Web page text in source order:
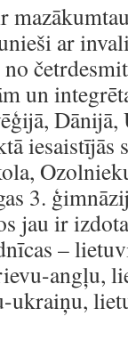
ar
un
Dānijā,
iesaistījās
3.
jau ir
–
angļu,
ukraiņu,